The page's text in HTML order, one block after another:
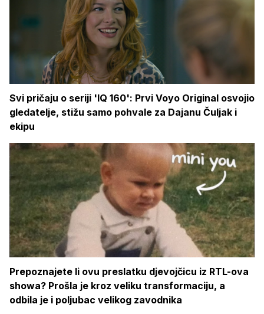
Svi pričaju o seriji 'IQ 160': Prvi Voyo Original osvojio
gledatelje, stižu samo pohvale za Dajanu Čuljak i
ekipu
Prepoznajete li ovu preslatku djevojčicu iz RTL-ova
showa? Prošla je kroz veliku transformaciju, a
odbila je i poljubac velikog zavodnika